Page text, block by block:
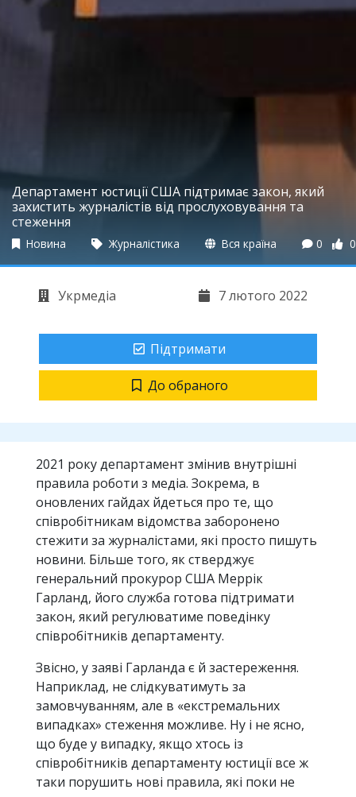
Департамент юстиції США підтримає закон, який
захистить журналістів від прослуховування та
стеження
Новина Журналістика Вся країна 0 0
Укрмедіа 7 лютого 2022
Підтримати
До обраного
2021 року департамент змінив внутрішні
правила роботи з медіа. Зокрема, в
оновлених гайдах йдеться про те, що
співробітникам відомства заборонено
стежити за журналістами, які просто пишуть
новини. Більше того, як стверджує
генеральний прокурор США Меррік
Гарланд, його служба готова підтримати
закон, який регулюватиме поведінку
співробітників департаменту.
Звісно, ​​у заяві Гарланда є й застереження.
Наприклад, не слідкуватимуть за
замовчуванням, але в «екстремальних
випадках» стеження можливе. Ну і не ясно,
що буде у випадку, якщо хтось із
співробітників департаменту юстиції все ж
таки порушить нові правила, які поки не